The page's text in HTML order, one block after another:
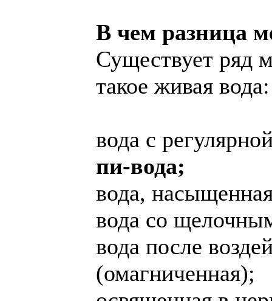
В чем разница
Существует ряд
такое живая вода:
вода с
пи-вода;
вода,
вода со
вода после
(омагниченная);